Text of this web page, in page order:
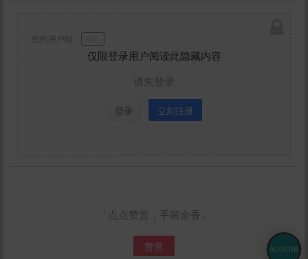
仅限登录用户阅读此隐藏内容
请先登录
登录 立刻注册
您的用户组：
「点点赞赏，手留余香」
赞赏 ACGCBK